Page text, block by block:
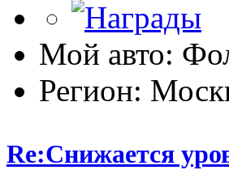
Мой авто:
Регион:
Re:Снижается